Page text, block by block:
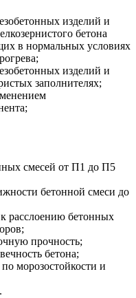
изделий и
бетона
в нормальных условиях
изделий и
заполнителях;
смесей от П1 до П5
бетонной смеси до
расслоению бетонных
прочность;
бетона;
морозостойкости и